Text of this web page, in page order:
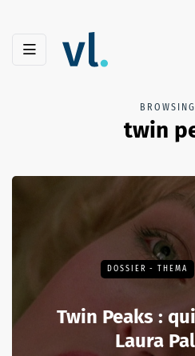
twin
DOSSIER - THEMA
Twin Peaks :
Laura